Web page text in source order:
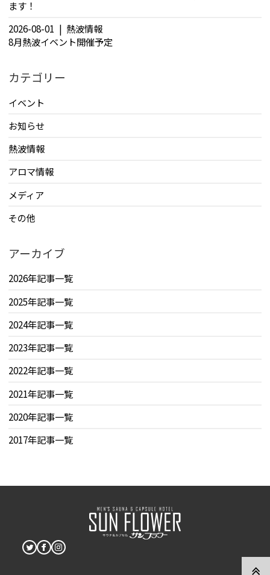
ます！
2026-08-01
熱波情報
8月熱波イベント開催予定
カテゴリー
イベント
お知らせ
熱波情報
アロマ情報
メディア
その他
アーカイブ
2026年記事一覧
2025年記事一覧
2024年記事一覧
2023年記事一覧
2022年記事一覧
2021年記事一覧
2020年記事一覧
2017年記事一覧